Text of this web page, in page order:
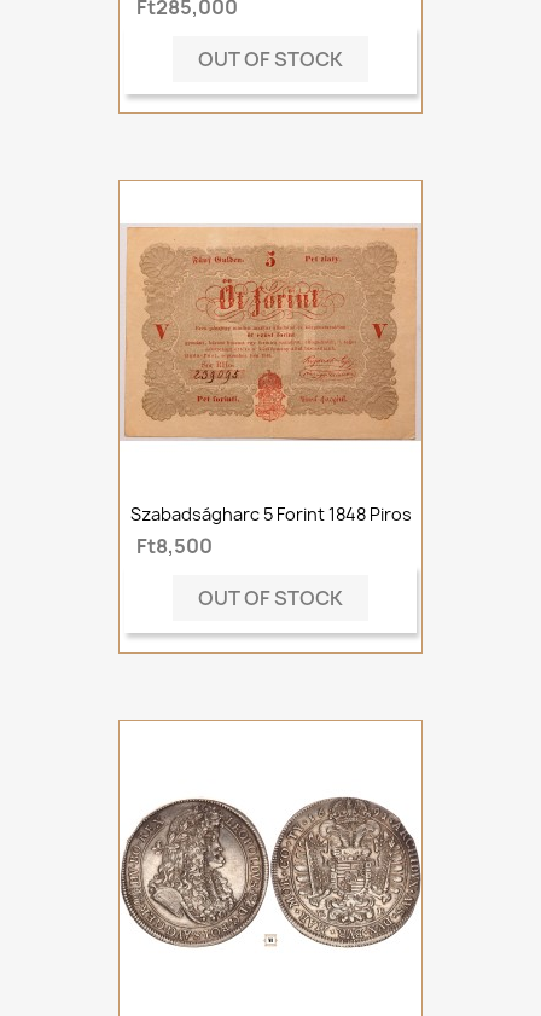
Ft285,000
OUT OF STOCK
Szabadságharc 5 Forint 1848 Piros
Ft8,500
OUT OF STOCK